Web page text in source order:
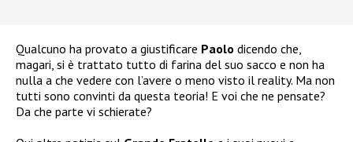
Qualcuno ha provato a giustificare Paolo dicendo che,
magari, si è trattato tutto di farina del suo sacco e non ha
nulla a che vedere con l’avere o meno visto il reality. Ma non
tutti sono convinti da questa teoria! E voi che ne pensate?
Da che parte vi schierate?